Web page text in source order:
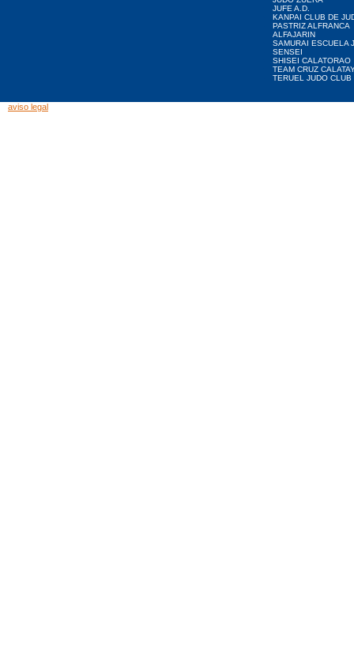
JUFE A.D.
KANPAI CLUB DE
PASTRIZ ALFRANCA
ALFAJARIN
SAMURAI ESCUELA
SENSEI
SHISEI CALATORAO
TEAM CRUZ
TERUEL JUDO CLUB
aviso legal